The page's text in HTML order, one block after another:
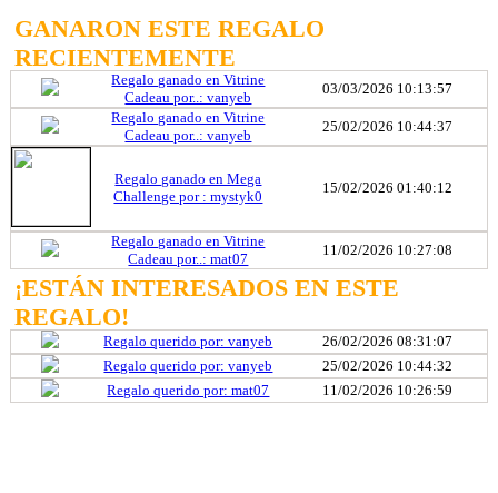
GANARON ESTE REGALO
RECIENTEMENTE
Regalo ganado en Vitrine
Cadeau por..: vanyeb
03/03/2026 10:13:57
Regalo ganado en Vitrine
Cadeau por..: vanyeb
25/02/2026 10:44:37
Regalo ganado en Mega
Challenge por : mystyk0
15/02/2026 01:40:12
Regalo ganado en Vitrine
Cadeau por..: mat07
11/02/2026 10:27:08
¡ESTÁN INTERESADOS ​​EN ESTE
REGALO!
Regalo querido por: vanyeb
26/02/2026 08:31:07
Regalo querido por: vanyeb
25/02/2026 10:44:32
Regalo querido por: mat07
11/02/2026 10:26:59